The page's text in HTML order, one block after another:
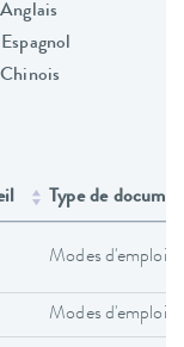
Anglais
Espagnol
Chinois
Type de
Modes d'emploi
Modes d'emploi